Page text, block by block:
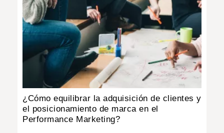
¿Cómo equilibrar la adquisición de clientes y
el posicionamiento de marca en el
Performance Marketing?